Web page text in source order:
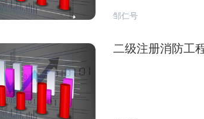
邹仁号
二级注册消防工